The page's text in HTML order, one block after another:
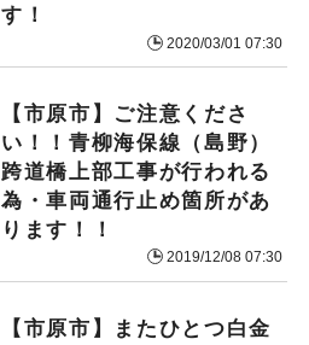
す！
2020/03/01 07:30
【市原市】ご注意くださ
い！！青柳海保線（島野）
跨道橋上部工事が行われる
為・車両通行止め箇所があ
ります！！
2019/12/08 07:30
【市原市】またひとつ白金